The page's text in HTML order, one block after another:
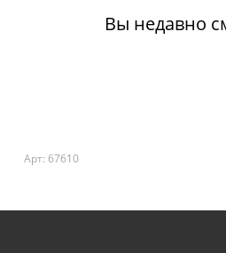
Вы недавно
Арт: 67610